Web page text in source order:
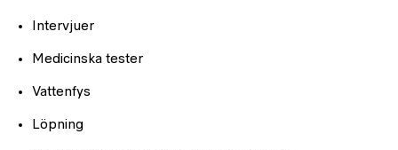
Intervjuer
Medicinska tester
Vattenfys
Löpning